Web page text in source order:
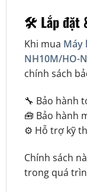
🛠️ Lắp đặt
Khi mua Máy
NH10M/HO-
chính sách
🔧 Bảo hành
🧰 Bảo hành
⚙️ Hỗ trợ kỹ
Chính sách
trong quá